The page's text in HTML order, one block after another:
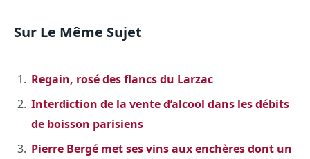
Sur Le Même Sujet
Regain, rosé des flancs du Larzac
Interdiction de la vente d’alcool dans les débits
de boisson parisiens
Pierre Bergé met ses vins aux enchères dont un